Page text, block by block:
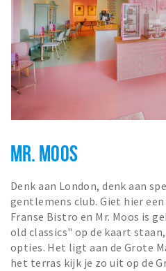
MR. MOOS
Denk aan London, denk aan
gentlemens club. Giet hier
Franse Bistro en Mr. Moos is
old classics" op de kaart
opties. Het ligt aan de Grote
het terras kijk je zo uit op de